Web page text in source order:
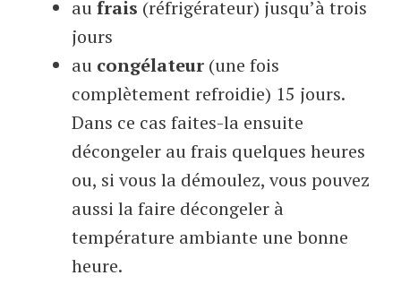
au frais (réfrigérateur) jusqu’à trois
jours
au congélateur (une fois
complètement refroidie) 15 jours.
Dans ce cas faites-la ensuite
décongeler au frais quelques heures
ou, si vous la démoulez, vous pouvez
aussi la faire décongeler à
température ambiante une bonne
heure.